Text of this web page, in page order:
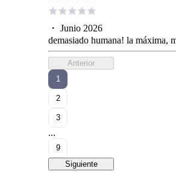
・ Junio 2026
demasiado humana! la máxima,
Anterior
1
2
3
...
9
Siguiente